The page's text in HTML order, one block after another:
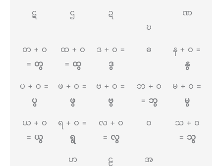
ဋ ဌ
ဍ
ဎ
ဏ
တ + ဝ
= တွ
ထ + ဝ
= ထွ
ဒ + ဝ =
ဒွ
ဓ
န + ဝ =
နွ
ပ + ဝ =
ပွ
ဖ + ဝ =
ဖွ
ဗ + ဝ =
ဗွ
ဘ + ဝ
= ဘွ
မ + ဝ =
မွ
ယ +​ ဝ
= ယွ
ရ + ဝ =
ရွ
လ + ဝ
= လွ
ဝ
သ +​ ဝ
= သွ
ဟ ဠ အ